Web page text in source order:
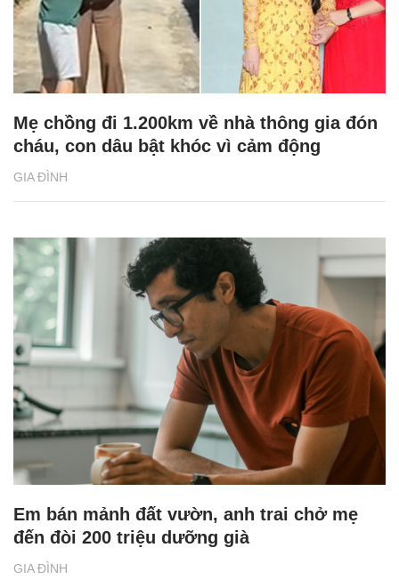
GIA ĐÌNH
Mẹ chồng đi 1.200km về nhà thông gia đón
cháu, con dâu bật khóc vì cảm động
GIA ĐÌNH
Em bán mảnh đất vườn, anh trai chở mẹ
đến đòi 200 triệu dưỡng già